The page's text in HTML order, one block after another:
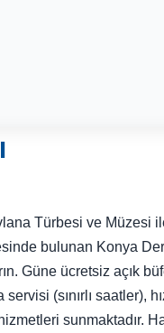
Türbesi ve Müzesi
bulunan Konya
Güne ücretsiz açık
(sınırlı saatler),
sunmaktadır.